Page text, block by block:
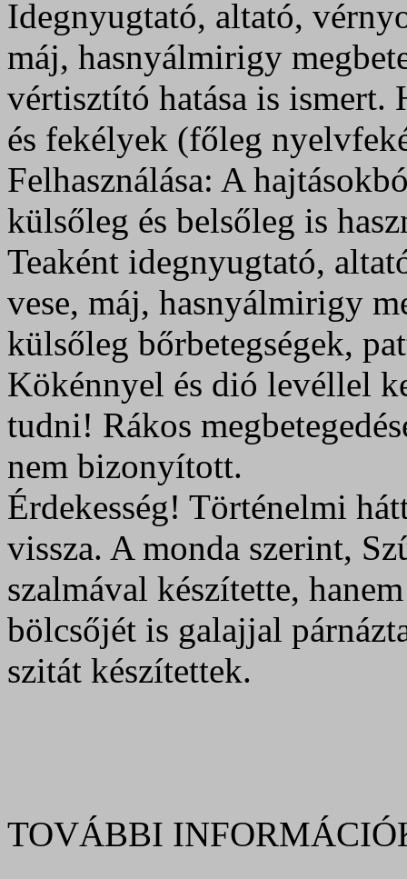
Idegnyugtató, altató,
máj, hasnyálmirigy
vértisztító hatása is ismert.
és fekélyek (főleg
Felhasználása: A
külsőleg és belsőleg is
Teaként idegnyugtató,
vese, máj, hasnyálmirigy
külsőleg bőrbetegségek,
Kökénnyel és dió levéllel
tudni! Rákos
nem bizonyított.
Érdekesség! Történelmi
vissza. A monda szerint,
szalmával készítette,
bölcsőjét is galajjal
szitát készítettek.
TOVÁBBI